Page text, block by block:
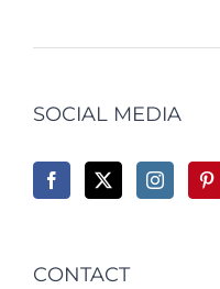
SOCIAL MEDIA
CONTACT